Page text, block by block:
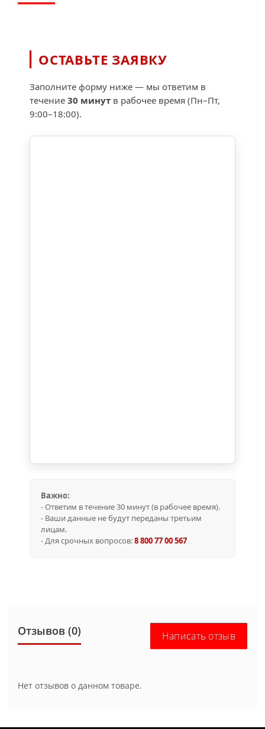
ОСТАВЬТЕ ЗАЯВКУ
Заполните форму ниже — мы ответим в
течение 30 минут в рабочее время (Пн–Пт,
9:00–18:00).
Важно:
- Ответим в течение 30 минут (в рабочее время).
- Ваши данные не будут переданы третьим
лицам.
- Для срочных вопросов:8 800 77 00 567
Отзывов (0) Написать отзыв
Нет отзывов о данном товаре.